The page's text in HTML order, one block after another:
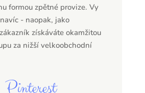
formou zpětné provize. Vy
- naopak, jako
získáváte okamžitou
za nižší velkoobchodní
Pinterest